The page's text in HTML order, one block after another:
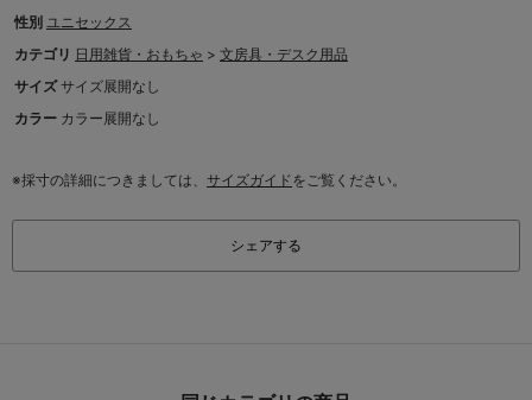
性別 ユニセックス
カテゴリ 日用雑貨・おもちゃ > 文房具・デスク用品
サイズ サイズ展開なし
カラー カラー展開なし
※採寸の詳細につきましては、 サイズガイドをご覧ください。
シェアする